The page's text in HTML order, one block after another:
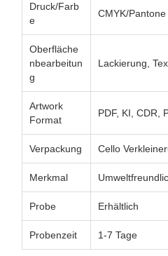
Druck/Farb
e
CMYK/
Oberfläche
nbearbeitun
g
Lackierung,
Artwork
Format
PDF, KI, CDR,
Verpackung Cello
Merkmal
Probe Erhältlich
Probenzeit 1-7 Tage